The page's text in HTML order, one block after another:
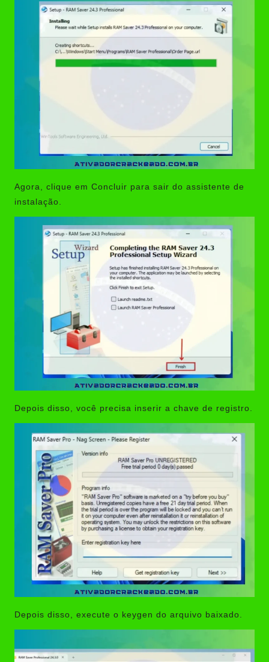
Agora, clique em Concluir para sair do assistente de
instalação.
Depois disso, você precisa inserir a chave de registro.
Depois disso, execute o keygen do arquivo baixado.